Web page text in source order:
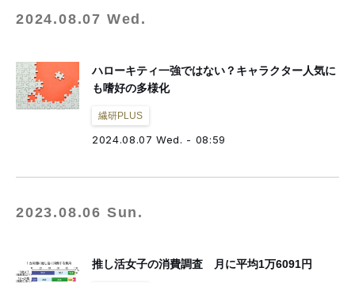
2024.08.07 Wed.
ハローキティ一強ではない？キャラクター人気に
も嗜好の多様化
繊研PLUS
2024.08.07 Wed. - 08:59
2023.08.06 Sun.
推し活女子の消費調査 月に平均1万6091円